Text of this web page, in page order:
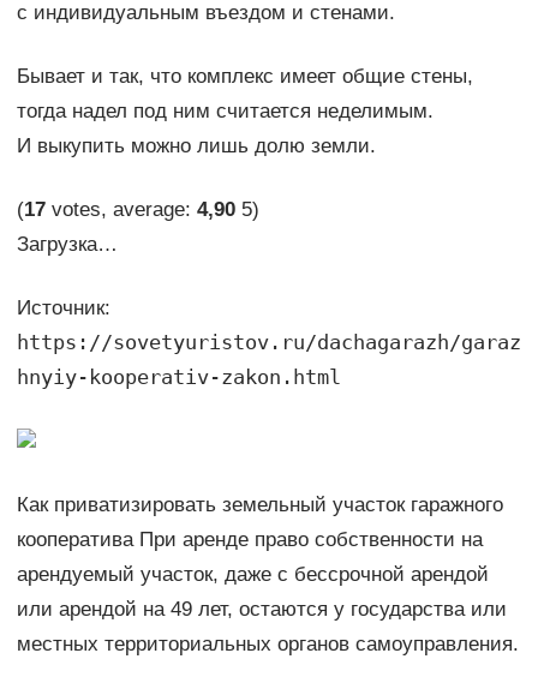
с индивидуальным въездом и стенами.
Бывает и так, что комплекс имеет общие стены,
тогда надел под ним считается неделимым.
И выкупить можно лишь долю земли.
(17votes, average: 4,905)
Загрузка…
Источник:
https://sovetyuristov.ru/dachagarazh/garaz
hnyiy-kooperativ-zakon.html
Как приватизировать земельный участок гаражного
кооператива При аренде право собственности на
арендуемый участок, даже с бессрочной арендой
или арендой на 49 лет, остаются у государства или
местных территориальных органов самоуправления.